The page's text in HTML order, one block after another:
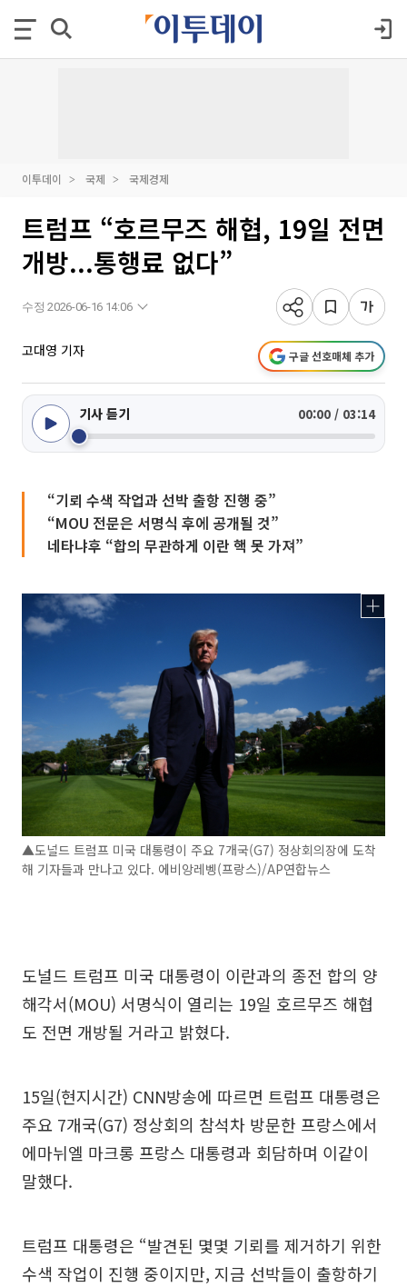
이투데이 국제 국제경제
트럼프 “호르무즈 해협, 19일 전면
개방...통행료 없다”
수정 2026-06-16 14:06
고대영 기자 구글 선호매체 추가
기사 듣기 00:00 / 03:14
“기뢰 수색 작업과 선박 출항 진행 중”
“MOU 전문은 서명식 후에 공개될 것”
네타냐후 “합의 무관하게 이란 핵 못 가져”
▲도널드 트럼프 미국 대통령이 주요 7개국(G7) 정상회의장에 도착
해 기자들과 만나고 있다. 에비앙레벵(프랑스)/AP연합뉴스
도널드 트럼프 미국 대통령이 이란과의 종전 합의 양
해각서(MOU) 서명식이 열리는 19일 호르무즈 해협
도 전면 개방될 거라고 밝혔다.
15일(현지시간) CNN방송에 따르면 트럼프 대통령은
주요 7개국(G7) 정상회의 참석차 방문한 프랑스에서
에마뉘엘 마크롱 프랑스 대통령과 회담하며 이같이
말했다.
트럼프 대통령은 “발견된 몇몇 기뢰를 제거하기 위한
수색 작업이 진행 중이지만, 지금 선박들이 출항하기